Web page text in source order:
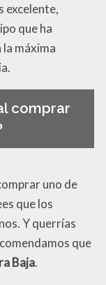
excelente,
que ha
máxima
comprar
uno de
que los
Y querrías
que
Baja.